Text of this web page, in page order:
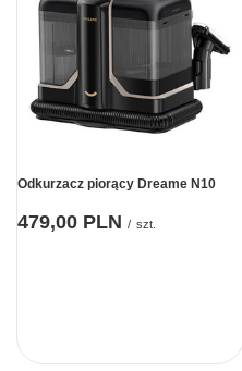
Odkurzacz piorący Dreame N10
479,00 PLN / szt.